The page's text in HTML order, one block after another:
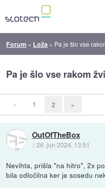
Forum » Loža » Pa je šlo vse
Pa je šlo vse rakom
« 1 2 »
OutOfTheBox
::26. jun 2024, 13:51
Nevihta, prišla "na hitro", 2x
bila odločilna ker je sosedu